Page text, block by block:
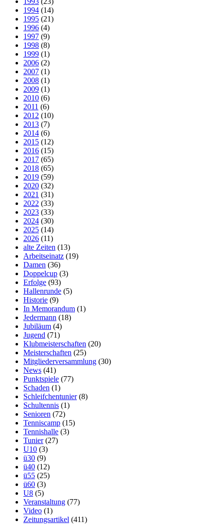
1994 (14)
1995 (21)
1996 (4)
1997 (9)
1998 (8)
1999 (1)
2006 (2)
2007 (1)
2008 (1)
2009 (1)
2010 (6)
2011 (6)
2012 (10)
2013 (7)
2014 (6)
2015 (12)
2016 (15)
2017 (65)
2018 (65)
2019 (59)
2020 (32)
2021 (31)
2022 (33)
2023 (33)
2024 (30)
2025 (14)
2026 (11)
alte Zeiten (13)
Arbeitseinatz (19)
Damen (36)
Doppelcup (3)
Erfolge (93)
Hallenrunde (5)
Historie (9)
In Memorandum (1)
Jedermann (18)
Jubiläum (4)
Jugend (71)
Klubmeisterschaften (20)
Meisterschaften (25)
Mitgliederversammlung (30)
News (41)
Punktspiele (77)
Schaden (1)
Schleifchentunier(8)
Schultennis (1)
Senioren (72)
Tenniscamp (15)
Tennishalle (3)
Tunier(27)
U10 (3)
ü30 (9)
ü40 (12)
ü55 (25)
ü60 (3)
U8 (5)
Veranstaltung (77)
Video (1)
Zeitungsartikel (411)